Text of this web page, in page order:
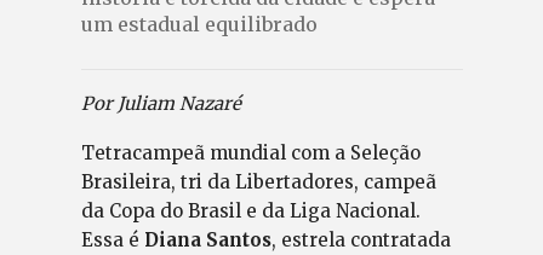
um estadual equilibrado
Por Juliam Nazaré
Tetracampeã mundial com a Seleção
Brasileira, tri da Libertadores, campeã
da Copa do Brasil e da Liga Nacional.
Essa é Diana Santos, estrela contratada